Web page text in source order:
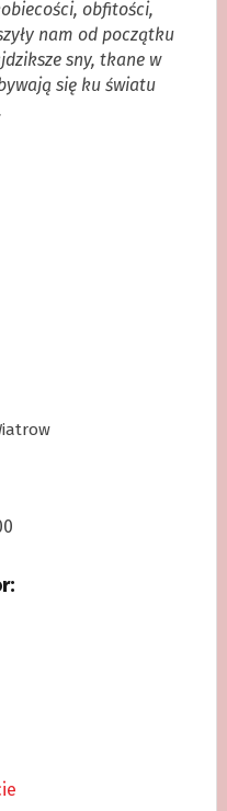
obfitości,
nam od początku
sny, tkane w
się ku światu